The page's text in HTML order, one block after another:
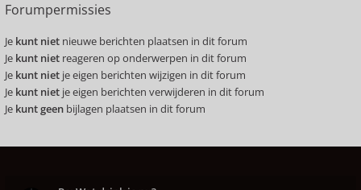
Forumpermissies
Je kunt niet nieuwe berichten plaatsen in dit forum
Je kunt niet reageren op onderwerpen in dit forum
Je kunt niet je eigen berichten wijzigen in dit forum
Je kunt niet je eigen berichten verwijderen in dit forum
Je kunt geen bijlagen plaatsen in dit forum